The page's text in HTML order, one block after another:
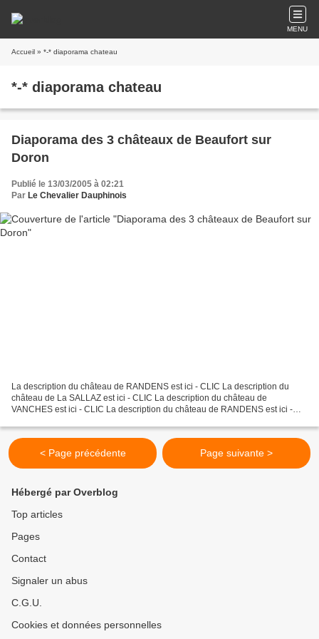
MENU
Accueil » *-* diaporama chateau
*-* diaporama chateau
Diaporama des 3 châteaux de Beaufort sur
Doron
Publié le 13/03/2005 à 02:21
Par Le Chevalier Dauphinois
La description du château de RANDENS est ici - CLIC La description du
château de La SALLAZ est ici - CLIC La description du château de
VANCHES est ici - CLIC La description du château de RANDENS est ici -
< Page précédente Page suivante >
Hébergé par Overblog
Top articles
Pages
Contact
Signaler un abus
C.G.U.
Cookies et données personnelles